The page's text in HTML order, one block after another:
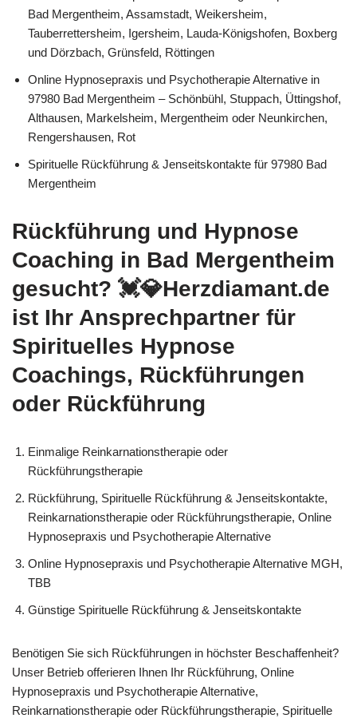
Bad Mergentheim, Assamstadt, Weikersheim,
Tauberrettersheim, Igersheim, Lauda-Königshofen, Boxberg
und Dörzbach, Grünsfeld, Röttingen
Online Hypnosepraxis und Psychotherapie Alternative in
97980 Bad Mergentheim – Schönbühl, Stuppach, Üttingshof,
Althausen, Markelsheim, Mergentheim oder Neunkirchen,
Rengershausen, Rot
Spirituelle Rückführung & Jenseitskontakte für 97980 Bad
Mergentheim
Rückführung und Hypnose
Coaching in Bad Mergentheim
gesucht? 💓️💎Herzdiamant.de
ist Ihr Ansprechpartner für
Spirituelles Hypnose
Coachings, Rückführungen
oder Rückführung
Einmalige Reinkarnationstherapie oder
Rückführungstherapie
Rückführung, Spirituelle Rückführung & Jenseitskontakte,
Reinkarnationstherapie oder Rückführungstherapie, Online
Hypnosepraxis und Psychotherapie Alternative
Online Hypnosepraxis und Psychotherapie Alternative MGH,
TBB
Günstige Spirituelle Rückführung & Jenseitskontakte
Benötigen Sie sich Rückführungen in höchster Beschaffenheit?
Unser Betrieb offerieren Ihnen Ihr Rückführung, Online
Hypnosepraxis und Psychotherapie Alternative,
Reinkarnationstherapie oder Rückführungstherapie, Spirituelle